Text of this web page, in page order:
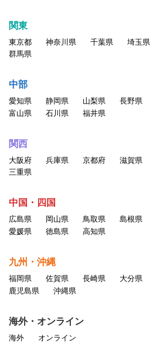
関東
東京都 神奈川県 千葉県 埼玉県
群馬県
中部
愛知県 静岡県 山梨県 長野県
富山県
石川県 福井県
関西
大阪府 兵庫県 京都府 滋賀県
三重県
中国・四国
広島県 岡山県 鳥取県 島根県
愛媛県
徳島県 高知県
九州・沖縄
福岡県 佐賀県 長崎県 大分県
鹿児島県
沖縄県
海外・オンライン
海外 オンライン